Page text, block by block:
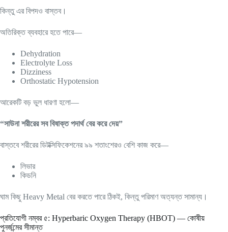
কিন্তু এর বিপদও বাস্তব।
অতিরিক্ত ব্যবহারে হতে পারে—
Dehydration
Electrolyte Loss
Dizziness
Orthostatic Hypotension
আরেকটি বড় ভুল ধারণা হলো—
“সাউনা শরীরের সব বিষাক্ত পদার্থ বের করে দেয়”
বাস্তবে শরীরের ডিটক্সিফিকেশনের ৯৯ শতাংশেরও বেশি কাজ করে—
লিভার
কিডনি
ঘাম কিছু Heavy Metal বের করতে পারে ঠিকই, কিন্তু পরিমাণ অত্যন্ত সামান্য।
প্রতিযোগী নম্বর ৫: Hyperbaric Oxygen Therapy (HBOT) — কোষীয়
পুনর্জন্মের সীমান্ত